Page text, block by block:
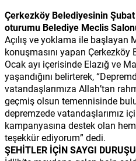
Çerkezköy Belediyesinin Şubat
oturumu Belediye Meclis
Açılış ve yoklama ile başlayan
konuşmasını yapan Çerkezköy
Ocak ayı içerisinde Elazığ ve
yaşandığını belirterek,
vatandaşlarımıza Allah’tan
geçmiş olsun temennisinde
depremzede vatandaşlarımız
kampanyasına destek olan
teşekkür ediyorum” dedi.
ŞEHİTLER İÇİN SAYGI